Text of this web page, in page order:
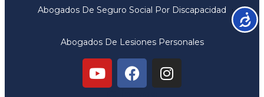
Abogados De Seguro Social Por Discapacidad
Abogados De Lesiones Personales